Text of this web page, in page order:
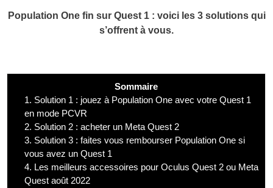
Population One fin sur Quest 1 : voici les 3 solutions qui
s’offrent à vous.
Sommaire
1. Solution 1 : jouez à Population One avec votre Quest 1
en mode PCVR
2. Solution 2 : acheter un Meta Quest 2
3. Solution 3 : faites vous rembourser Population One si
vous avez un Quest 1
4. Les meilleurs accessoires pour Oculus Quest 2 ou Meta
Quest août 2022